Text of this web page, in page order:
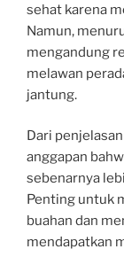
sehat karena
Namun,
mengandung
melawan
jantung.
Dari
anggapan
sebenarnya
Penting untuk
buahan dan
mendapatkan